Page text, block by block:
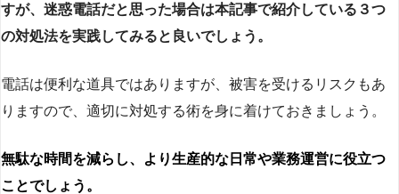
すが、迷惑電話だと思った場合は本記事で紹介している３つ
の対処法を実践してみると良いでしょう。
電話は便利な道具ではありますが、被害を受けるリスクもあ
りますので、適切に対処する術を身に着けておきましょう。
無駄な時間を減らし、より生産的な日常や業務運営に役立つ
ことでしょう。